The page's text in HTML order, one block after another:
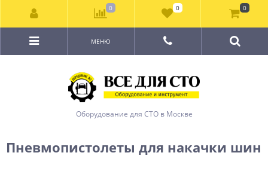
Оборудование для СТО в Москве
МЕНЮ
Пневмопистолеты для накачки шин
0 0 0